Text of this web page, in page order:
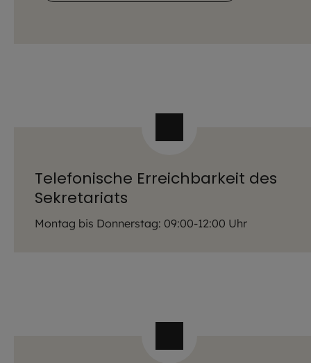
Telefonische Erreichbarkeit des
Sekretariats
Montag bis Donnerstag: 09:00-12:00 Uhr